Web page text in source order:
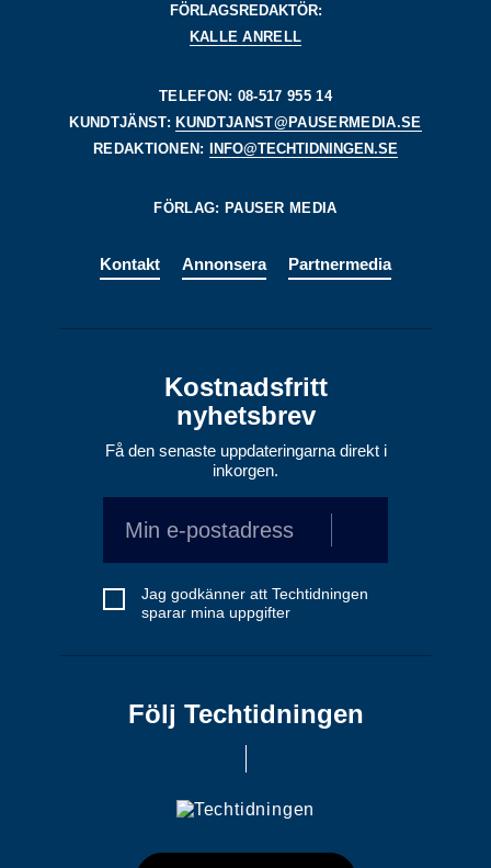
FÖRLAGSREDAKTÖR:
KALLE ANRELL
TELEFON: 08-517 955 14
KUNDTJÄNST: KUNDTJANST@PAUSERMEDIA.SE
REDAKTIONEN:
INFO@TECHTIDNINGEN.SE
FÖRLAG: PAUSER MEDIA
Kontakt Annonsera Partnermedia
Kostnadsfritt
nyhetsbrev
Få den senaste uppdateringarna direkt i
inkorgen.
Jag godkänner att Techtidningen
sparar mina uppgifter
Följ Techtidningen